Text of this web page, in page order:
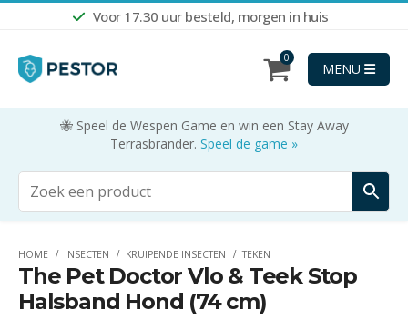
Voor 17.30 uur besteld, morgen in huis
0
MENU
🐝 Speel de Wespen Game en win een Stay Away
Terrasbrander. Speel de game »
HOME INSECTEN KRUIPENDE INSECTEN TEKEN
The Pet Doctor Vlo & Teek Stop
Halsband Hond (74 cm)